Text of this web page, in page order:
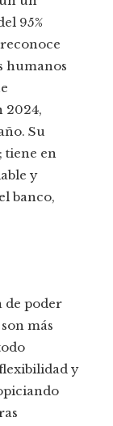
95%
humanos
2024,
Su
tiene en
y
banco,
de poder
más
y